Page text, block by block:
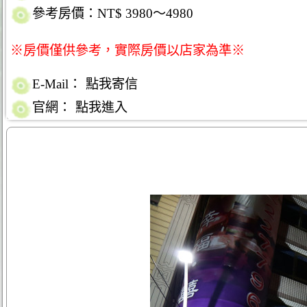
參考房價：NT$ 3980～4980
※房價僅供參考，實際房價以店家為準※
E-Mail：
點我寄信
官網：
點我進入